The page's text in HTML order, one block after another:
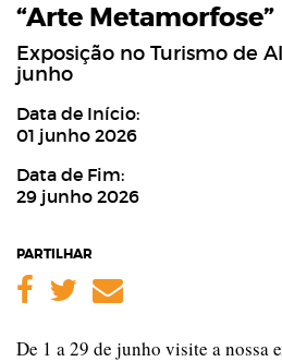
“Arte Metamorfose”
Exposição no Turismo de
junho
Data de Início:
01 junho 2026
Data de Fim:
29 junho 2026
PARTILHAR
Facebook
Twitter
Email
De 1 a 29 de junho visite a nossa